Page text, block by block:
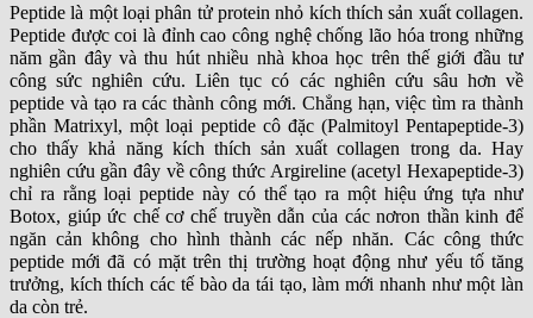
Peptide là một loại phân tử protein nhỏ kích thích sản xuất collagen.
Peptide được coi là đỉnh cao công nghệ chống lão hóa trong những
năm gần đây và thu hút nhiều nhà khoa học trên thế giới đầu tư
công sức nghiên cứu. Liên tục có các nghiên cứu sâu hơn về
peptide và tạo ra các thành công mới. Chẳng hạn, việc tìm ra thành
phần Matrixyl, một loại peptide cô đặc (Palmitoyl Pentapeptide-3)
cho thấy khả năng kích thích sản xuất collagen trong da. Hay
nghiên cứu gần đây về công thức Argireline (acetyl Hexapeptide-3)
chỉ ra rằng loại peptide này có thể tạo ra một hiệu ứng tựa như
Botox, giúp ức chế cơ chế truyền dẫn của các nơron thần kinh để
ngăn cản không cho hình thành các nếp nhăn. Các công thức
peptide mới đã có mặt trên thị trường hoạt động như yếu tố tăng
trưởng, kích thích các tế bào da tái tạo, làm mới nhanh như một làn
da còn trẻ.